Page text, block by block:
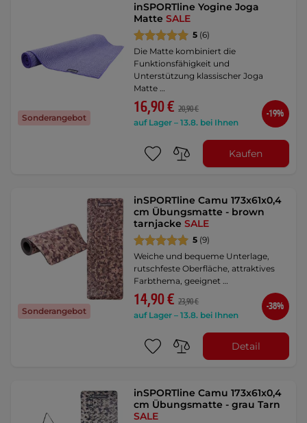
Sonderangebot
inSPORTline Yogine Joga
MatteSALE
5 (6)
Die Matte kombiniert die
Funktionsfähigkeit und
Unterstützung klassischer Joga
Matte …
16,90 € 20,90 €
auf Lager – 13.8. bei Ihnen
-19%
Kaufen
Sonderangebot
inSPORTline Camu 173x61x0,4
cm Übungsmatte - brown
tarnjackeSALE
5 (9)
Weiche und bequeme Unterlage,
rutschfeste Oberfläche, attraktives
Farbthema, geeignet …
14,90 € 23,90 €
auf Lager – 13.8. bei Ihnen
-38%
Detail
inSPORTline Camu 173x61x0,4
cm Übungsmatte - grau Tarn
SALE